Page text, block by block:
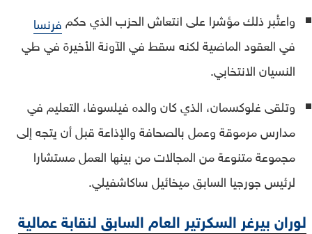
واعتُبر ذلك مؤشرا على انتعاش الحزب الذي حكمفرنسا
في العقود الماضية لكنه سقط في الآونة الأخيرة في طي
النسيان الانتخابي.
وتلقى غلوكسمان، الذي كان والده فيلسوفا، التعليم في
مدارس مرموقة وعمل بالصحافة والإذاعة قبل أن يتجه إلى
مجموعة متنوعة من المجالات من بينها العمل مستشارا
لرئيس جورجيا السابق ميخائيل ساكاشفيلي.
لوران بيرغر السكرتير العام السابق لنقابة عمالية